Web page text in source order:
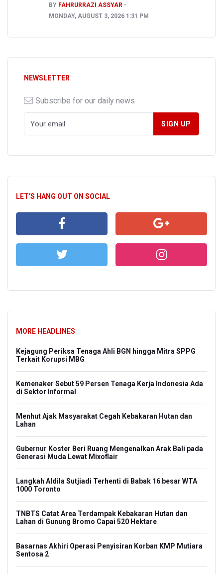
BY FAHRURRAZI ASSYAR
MONDAY, AUGUST 3, 2026 1:31 PM
NEWSLETTER
Subscribe for our daily news
LET'S HANG OUT ON SOCIAL
MORE HEADLINES
Kejagung Periksa Tenaga Ahli BGN hingga Mitra SPPG
Terkait Korupsi MBG
Kemenaker Sebut 59 Persen Tenaga Kerja Indonesia Ada
di Sektor Informal
Menhut Ajak Masyarakat Cegah Kebakaran Hutan dan
Lahan
Gubernur Koster Beri Ruang Mengenalkan Arak Bali pada
Generasi Muda Lewat Mixoflair
Langkah Aldila Sutjiadi Terhenti di Babak 16 besar WTA
1000 Toronto
TNBTS Catat Area Terdampak Kebakaran Hutan dan
Lahan di Gunung Bromo Capai 520 Hektare
Basarnas Akhiri Operasi Penyisiran Korban KMP Mutiara
Sentosa 2